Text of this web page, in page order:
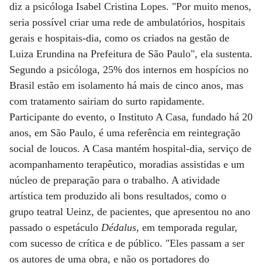
diz a psicóloga Isabel Cristina Lopes. "Por muito menos,
seria possível criar uma rede de ambulatórios, hospitais
gerais e hospitais-dia, como os criados na gestão de
Luiza Erundina na Prefeitura de São Paulo", ela sustenta.
Segundo a psicóloga, 25% dos internos em hospícios no
Brasil estão em isolamento há mais de cinco anos, mas
com tratamento sairiam do surto rapidamente.
Participante do evento, o Instituto A Casa, fundado há 20
anos, em São Paulo, é uma referência em reintegração
social de loucos. A Casa mantém hospital-dia, serviço de
acompanhamento terapêutico, moradias assistidas e um
núcleo de preparação para o trabalho. A atividade
artística tem produzido ali bons resultados, como o
grupo teatral Ueinz, de pacientes, que apresentou no ano
passado o espetáculo Dédalus, em temporada regular,
com sucesso de crítica e de público. "Eles passam a ser
os autores de uma obra, e não os portadores do